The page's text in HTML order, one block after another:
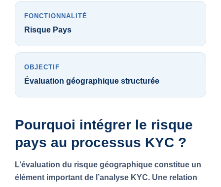
FONCTIONNALITÉ
Risque Pays
OBJECTIF
Évaluation géographique structurée
Pourquoi intégrer le risque
pays au processus KYC ?
L’évaluation du risque géographique constitue un
élément important de l’analyse KYC. Une relation